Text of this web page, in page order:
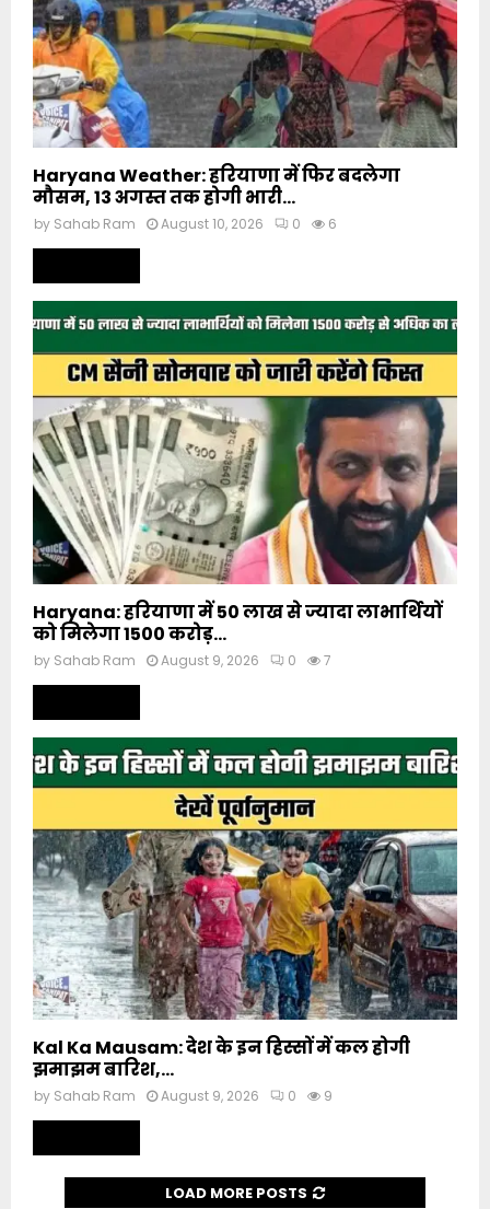
Haryana Weather: हरियाणा में फिर बदलेगा
मौसम, 13 अगस्त तक होगी भारी...
by Sahab Ram August 10, 2026 0 6
Haryana: हरियाणा में 50 लाख से ज्यादा लाभार्थियों
को मिलेगा 1500 करोड़...
by Sahab Ram August 9, 2026 0 7
Kal Ka Mausam: देश के इन हिस्सों में कल होगी
झमाझम बारिश,...
by Sahab Ram August 9, 2026 0 9
LOAD MORE POSTS